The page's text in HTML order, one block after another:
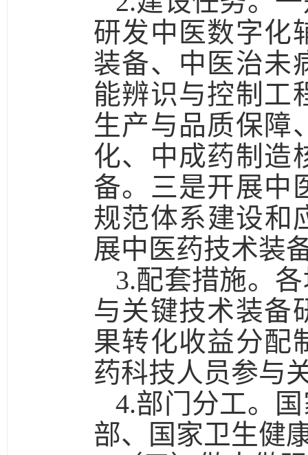
研发中医数字化
装备、中医治未
能辨识与控制工
生产与品质保障
化、中成药制造
备。 三是开展中
规范体系建设和
展中医药技术装
3.配套措施。
与关键技术装备
果转化收益分配
药科技人员参与
4.部门分工。
部、国家卫生健